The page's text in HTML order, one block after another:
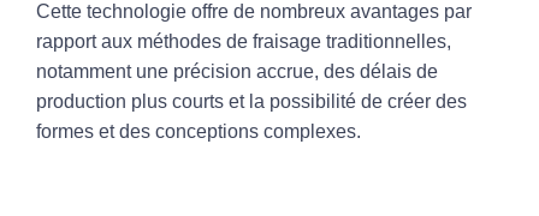
Cette technologie offre de nombreux avantages par
rapport aux méthodes de fraisage traditionnelles,
notamment une précision accrue, des délais de
production plus courts et la possibilité de créer des
formes et des conceptions complexes.